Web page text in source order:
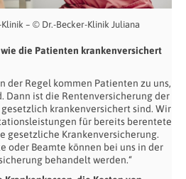
– © Dr.-Becker-Klinik Juliana
wie die Patienten krankenversichert
der Regel kommen Patienten zu uns,
Dann ist die Rentenversicherung der
krankenversichert sind. Wir
für bereits berentete
gesetzliche Krankenversicherung.
oder Beamte können bei uns in der
behandelt werden.“